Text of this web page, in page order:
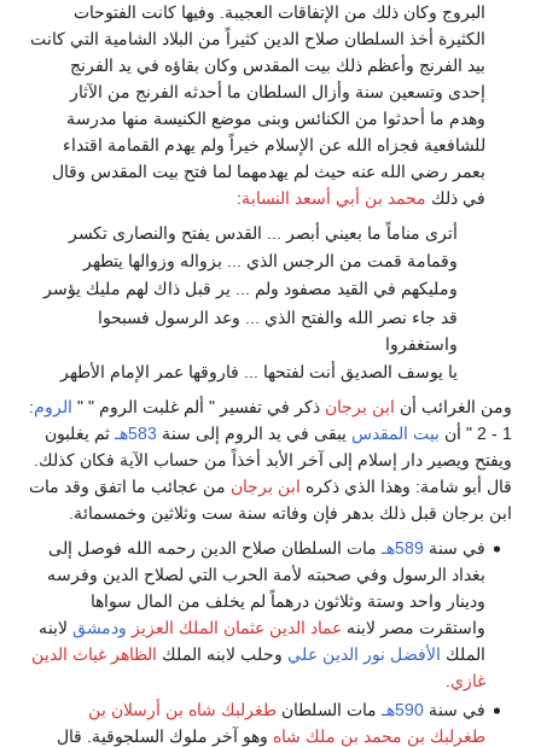
البروج وكان ذلك من الإتفاقات العجيبة. وفيها كانت الفتوحات
الكثيرة أخذ السلطان صلاح الدين كثيراً من البلاد الشامية التي كانت
بيد الفرنج وأعظم ذلك بيت المقدس وكان بقاؤه في يد الفرنج
إحدى وتسعين سنة وأزال السلطان ما أحدثه الفرنج من الآثار
وهدم ما أحدثوا من الكنائس وبنى موضع الكنيسة منها مدرسة
للشافعية فجزاه الله عن الإسلام خيراً ولم يهدم القمامة اقتداء
بعمر رضي الله عنه حيث لم يهدمهما لما فتح بيت المقدس وقال
في ذلك محمد بن أبي أسعد النسابة:
أترى مناماً ما بعيني أبصر ... القدس يفتح والنصارى تكسر
وقمامة قمت من الرجس الذي ... بزواله وزوالها يتطهر
ومليكهم في القيد مصفود ولم ... ير قبل ذاك لهم مليك يؤسر
قد جاء نصر الله والفتح الذي ... وعد الرسول فسبحوا
واستغفروا
يا يوسف الصديق أنت لفتحها ... فاروقها عمر الإمام الأطهر
ومن الغرائب أن ابن برجان ذكر في تفسير " ألم غلبت الروم " " الروم:
1 - 2 " أن
بيت المقدس يبقى في يد الروم إلى سنة 583هـ
ثم يغلبون
ويفتح ويصير دار إسلام إلى آخر الأبد أخذاً من حساب الآية فكان كذلك.
قال أبو شامة: وهذا الذي ذكره ابن برجان من عجائب ما اتفق وقد مات
ابن برجان قبل ذلك بدهر فإن وفاته سنة ست وثلاثين وخمسمائة.
في سنة 589هـ
مات السلطان صلاح الدين رحمه الله فوصل إلى
بغداد الرسول وفي صحبته لأمة الحرب التي لصلاح الدين وفرسه
ودينار واحد وستة وثلاثون درهماً لم يخلف من المال سواها
واستقرت مصر لابنه عماد الدين عثمان الملك العزيز ودمشق لابنه
الملك الأفضل نور الدين علي وحلب لابنه الملك الظاهر غياث الدين
غازي
في سنة590هـ مات السلطانطغرلبك شاه بن أرسلان بن
طغرلبك بن محمد بن ملك شاه وهو آخر ملوك السلجوقية. قال